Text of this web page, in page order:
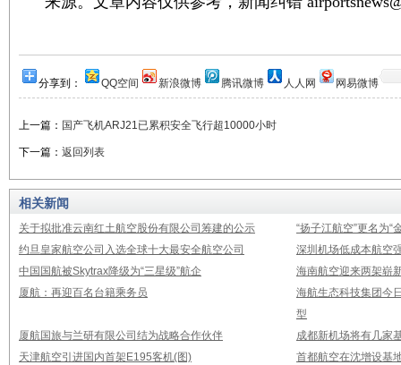
分享到： QQ空间 新浪微博 腾讯微博 人人网 网易微博
上一篇： 国产飞机ARJ21已累积安全飞行超10000小时
下一篇： 返回列表
相关新闻
关于拟批准云南红土航空股份有限公司筹建的公示
“扬子江航空”更名为“
约旦皇家航空公司入选全球十大最安全航空公司
深圳机场低成本航空
中国国航被Skytrax降级为“三星级”航企
海南航空迎来两架崭
厦航：再迎百名台籍乘务员
海航生态科技集团今
型
厦航国旅与兰研有限公司结为战略合作伙伴
成都新机场将有几家
天津航空引进国内首架E195客机(图)
首都航空在沈增设基